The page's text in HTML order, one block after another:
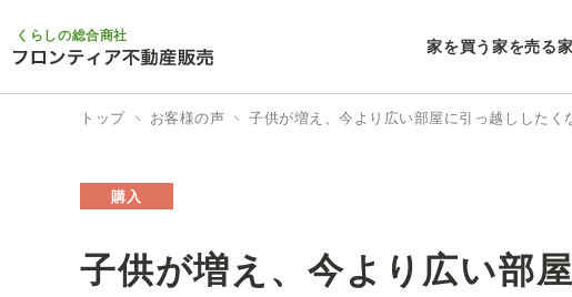
くらしの総合商社
家を買う 家を売る
トップ お客様の声 子供が増え、今より広い部屋に引っ越ししたく
購入
子供が増え、今より広い部